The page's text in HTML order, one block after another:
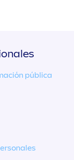
pública